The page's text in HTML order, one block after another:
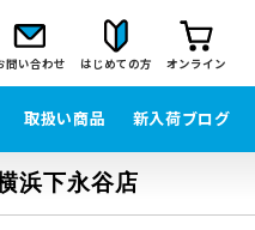
問い合わせ はじめての方 オンライン
取扱い商品 新入荷ブログ
浜下永谷店